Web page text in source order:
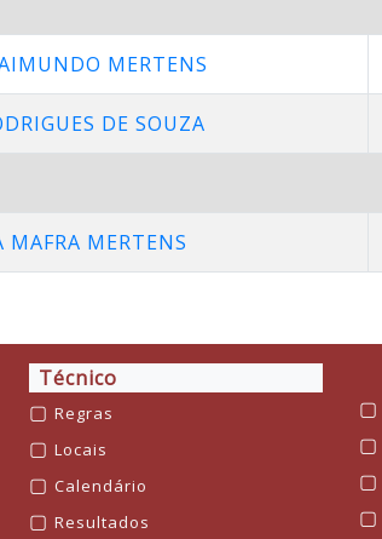
MERTENS
DE SOUZA
MERTENS
Técnico
▢ Regras
▢ Locais
▢ Calendário
▢ Resultados